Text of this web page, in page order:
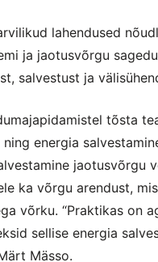
lahendused
ja jaotusvõrgu
salvestust ja
tõsta
energia
jaotusvõrgu
ka võrgu arendust,
võrku. “Praktikas on
sellise energia
Mässo.